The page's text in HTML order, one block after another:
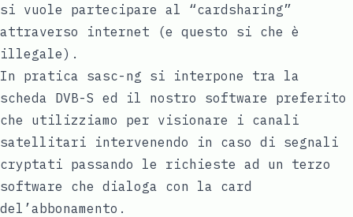
si vuole partecipare al “cardsharing”
attraverso internet (e questo si che è
illegale).
In pratica sasc-ng si interpone tra la
scheda DVB-S ed il nostro software preferito
che utilizziamo per visionare i canali
satellitari intervenendo in caso di segnali
cryptati passando le richieste ad un terzo
software che dialoga con la card
del’abbonamento.